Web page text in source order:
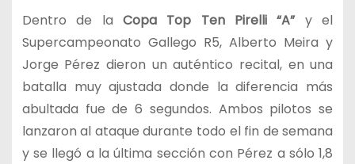
Dentro de la Copa Top Ten Pirelli “A”y el
Supercampeonato Gallego R5, Alberto Meira y
Jorge Pérez dieron un auténtico recital, en una
batalla muy ajustada donde la diferencia más
abultada fue de 6 segundos. Ambos pilotos se
lanzaron al ataque durante todo el fin de semana
y se llegó a la última sección con Pérez a sólo 1,8